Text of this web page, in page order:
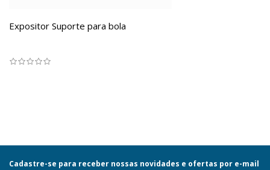
Expositor Suporte para bola
Cadastre-se para receber nossas novidades e ofertas por e-mail